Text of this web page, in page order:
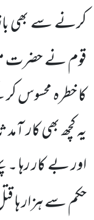
کرنے سے بھی
قوم نے حضرت
کا خطرہ محسوس
یہ کچھ بھی کار
اور بے کار
حکم سے ہزار ہا